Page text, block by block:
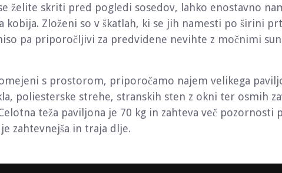
želite skriti pred pogledi sosedov, lahko enostavno
kobija. Zloženi so v škatlah, ki se jih namesti po širini
pa priporočljivi za predvidene nevihte z močnimi
s prostorom, priporočamo najem velikega
poliesterske strehe, stranskih sten z okni ter osmih
teža paviljona je 70 kg in zahteva več pozornosti
zahtevnejša in traja dlje.